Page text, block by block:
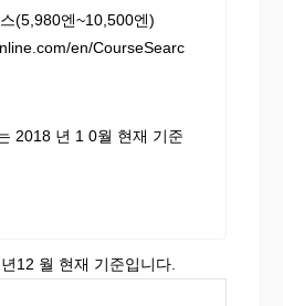
(5,980엔~10,500엔)
en/CourseSearc
2018 년 1 0월 현재 기준
12 월 현재 기준입니다.